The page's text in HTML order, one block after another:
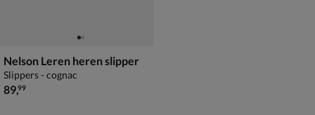
Nelson Leren heren slipper
Slippers - cognac
€ 89,99
89,99